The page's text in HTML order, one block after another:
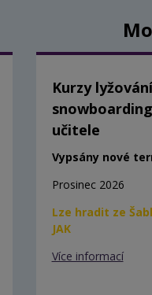
Kurzy
učitele
Vypsány nové
Prosinec 2026
Lze hradit ze
JAK
Více informací